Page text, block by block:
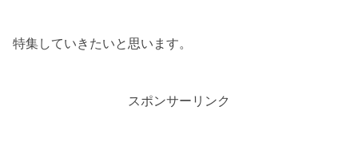
特集していきたいと思います。
スポンサーリンク